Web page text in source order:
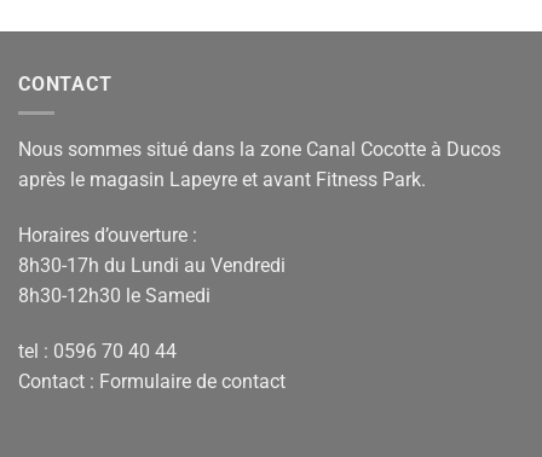
CONTACT
Nous sommes situé dans la zone Canal Cocotte à Ducos
après le magasin Lapeyre et avant Fitness Park.
Horaires d’ouverture :
8h30-17h du Lundi au Vendredi
8h30-12h30 le Samedi
tel : 0596 70 40 44
Contact : Formulaire de contact